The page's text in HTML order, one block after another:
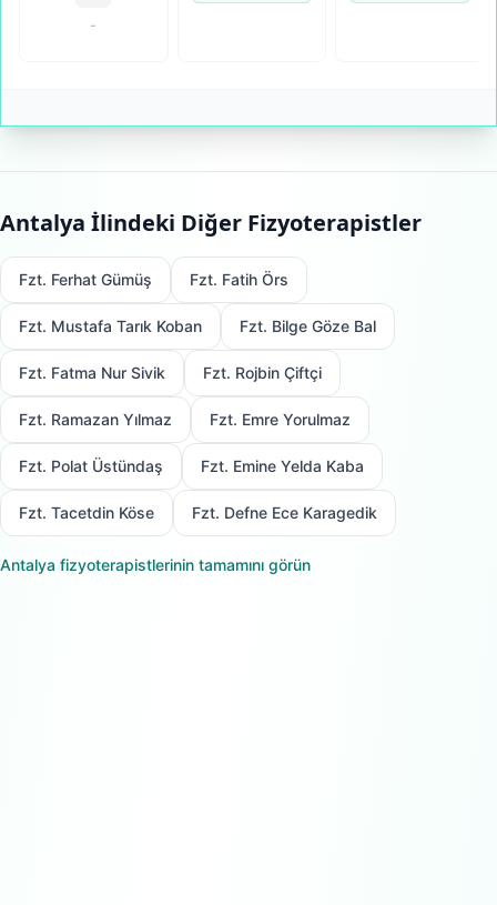
-
Antalya İlindeki Diğer Fizyoterapistler
Fzt. Ferhat Gümüş Fzt. Fatih Örs
Fzt. Mustafa Tarık Koban Fzt. Bilge Göze Bal
Fzt. Fatma Nur Sivik Fzt. Rojbin Çiftçi
Fzt. Ramazan Yılmaz Fzt. Emre Yorulmaz
Fzt. Polat Üstündaş Fzt. Emine Yelda Kaba
Fzt. Tacetdin Köse Fzt. Defne Ece Karagedik
Antalya fizyoterapistlerinin tamamını görün